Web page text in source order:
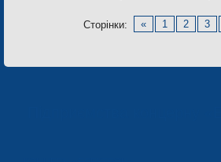
Сторінки: « 1 2 3